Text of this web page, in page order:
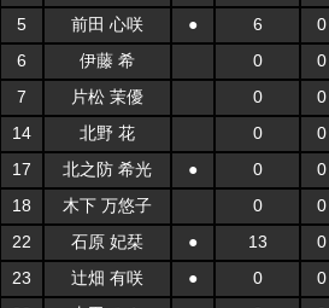
5
前田 心咲 ● 6 0
6
伊藤 希 0 0
7
片松 茉優 0 0
14
北野 花 0 0
17
北之防 希光 ● 0 0
18
木下 万悠子 0 0
22
石原 妃栞 ● 13 0
23
辻畑 有咲 ● 0 0